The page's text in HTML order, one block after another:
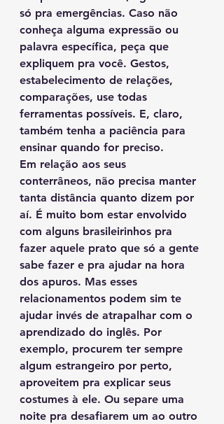
só pra emergências. Caso não
conheça alguma expressão ou
palavra específica, peça que
expliquem pra você. Gestos,
estabelecimento de relações,
comparações, use todas
ferramentas possíveis. E, claro,
também tenha a paciência para
ensinar quando for preciso.
Em relação aos seus
conterrâneos, não precisa manter
tanta distância quanto dizem por
aí. É muito bom estar envolvido
com alguns brasileirinhos pra
fazer aquele prato que só a gente
sabe fazer e pra ajudar na hora
dos apuros. Mas esses
relacionamentos podem sim te
ajudar invés de atrapalhar com o
aprendizado do inglês. Por
exemplo, procurem ter sempre
algum estrangeiro por perto,
aproveitem pra explicar seus
costumes à ele. Ou separe uma
noite pra desafiarem um ao outro